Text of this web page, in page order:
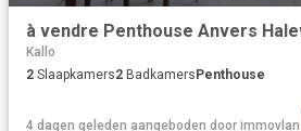
à vendre Penthouse Anvers
Kallo
2 Slaapkamers2 BadkamersPenthouse
4 dagen geleden aangeboden door immovlan